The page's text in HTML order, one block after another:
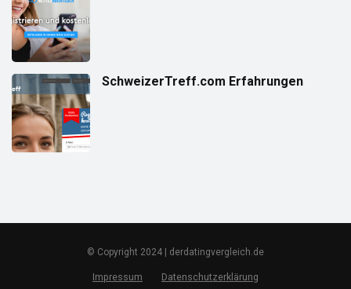
SchweizerTreff.com Erfahrungen
© Copyright 2024 | derdatingvergleich.de
Impressum Datenschutzerklärung